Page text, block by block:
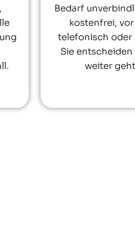
Bedarf
kostenfrei,
telefonisch oder
Sie entscheiden
weiter